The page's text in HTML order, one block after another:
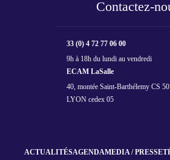
Contactez-
33 (0) 4 72 77 06 00
9h à 18h du lundi au vendredi
ECAM LaSalle
40, montée Saint-Barthélemy CS
LYON cedex 05
ACTUALITÉSAGENDAMEDIA / PRESSE